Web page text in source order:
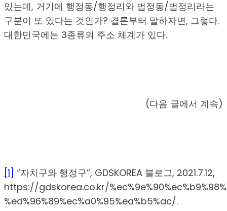
있는데, 거기에 행정동/행정리와 법정동/법정리라는
구분이 또 있다는 것인가? 결론부터 말하자면, 그렇다.
대한민국에는 3종류의 주소 체계가 있다.
(다음 글에서 계속)
[1] “자치구와 행정구”, GDSKOREA 블로그, 2021.7.12,
https://gdskorea.co.kr/
%ed%96%89%ec%a0%95%ea%b5%ac/.